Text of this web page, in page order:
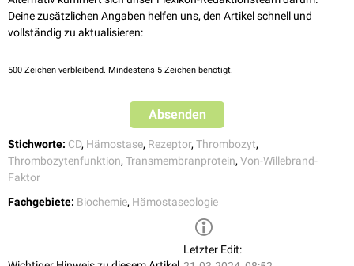
beobachtet, sodass von der Notwendigkeit aller drei Untereinheiten für
die korrekte Expression des Rezeptorkomplexes auszugehen ist.
Deine zusätzlichen Angaben helfen uns, den Artikel schnell und
vollständig zu aktualisieren:
500 Zeichen verbleibend. Mindestens 5 Zeichen benötigt.
Absenden
Stichworte: CD, Hämostase, Rezeptor, Thrombozyt,
Thrombozytenfunktion, Transmembranprotein, Von-Willebrand-
Faktor
Fachgebiete: Biochemie, Hämostaseologie
Letzter Edit: